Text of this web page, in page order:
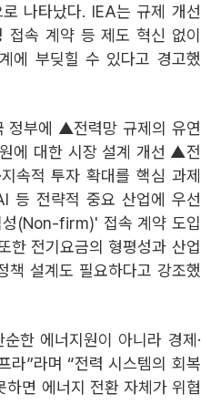
나타났다. IEA는 규제 개선
접속 계약 등 제도 혁신 없이
에 부딪힐 수 있다고 경고했
정부에 ▲전력망 규제의 유연
에 대한 시장 설계 개선 ▲전
속적 투자 확대를 핵심 과제
등 전략적 중요 산업에 우선
성(Non-firm)' 접속 계약 도입
한 전기요금의 형평성과 산업
책 설계도 필요하다고 강조했
한 에너지원이 아니라 경제·
라”라며 “전력 시스템의 회복
하면 에너지 전환 자체가 위협